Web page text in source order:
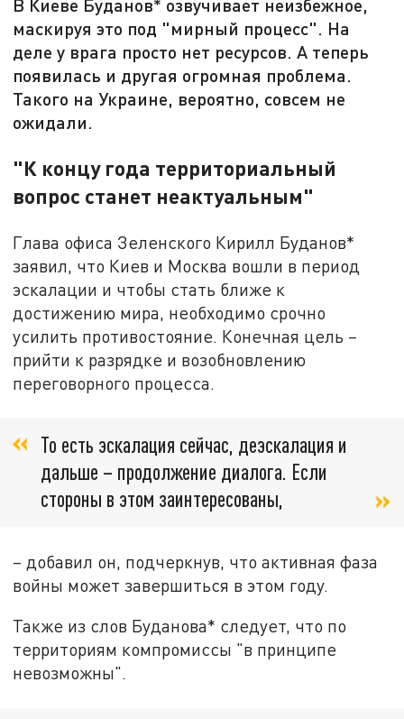
В Киеве Буданов* озвучивает неизбежное,
маскируя это под "мирный процесс". На
деле у врага просто нет ресурсов. А теперь
появилась и другая огромная проблема.
Такого на Украине, вероятно, совсем не
ожидали.
"К концу года территориальный
вопрос станет неактуальным"
Глава офиса Зеленского Кирилл Буданов*
заявил, что Киев и Москва вошли в период
эскалации и чтобы стать ближе к
достижению мира, необходимо срочно
усилить противостояние. Конечная цель –
прийти к разрядке и возобновлению
переговорного процесса.
То есть эскалация сейчас, деэскалация и
дальше – продолжение диалога. Если
стороны в этом заинтересованы,
– добавил он, подчеркнув, что активная фаза
войны может завершиться в этом году.
Также из слов Буданова* следует, что по
территориям компромиссы "в принципе
невозможны".